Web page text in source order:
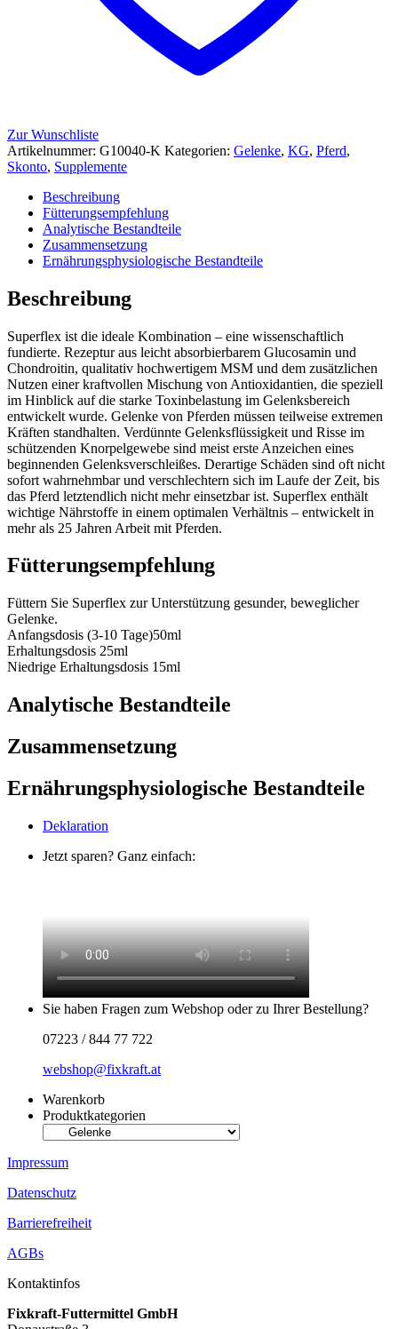
Zur Wunschliste
Artikelnummer: G10040-K Kategorien: Gelenke, KG, Pferd,
Skonto, Supplemente
Beschreibung
Fütterungsempfehlung
Analytische Bestandteile
Zusammensetzung
Ernährungsphysiologische Bestandteile
Beschreibung
Superflex ist die ideale Kombination – eine wissenschaftlich
fundierte. Rezeptur aus leicht absorbierbarem Glucosamin und
Chondroitin, qualitativ hochwertigem MSM und dem zusätzlichen
Nutzen einer kraftvollen Mischung von Antioxidantien, die speziell
im Hinblick auf die starke Toxinbelastung im Gelenksbereich
entwickelt wurde. Gelenke von Pferden müssen teilweise extremen
Kräften standhalten. Verdünnte Gelenksflüssigkeit und Risse im
schützenden Knorpelgewebe sind meist erste Anzeichen eines
beginnenden Gelenksverschleißes. Derartige Schäden sind oft nicht
sofort wahrnehmbar und verschlechtern sich im Laufe der Zeit, bis
das Pferd letztendlich nicht mehr einsetzbar ist. Superflex enthält
wichtige Nährstoffe in einem optimalen Verhältnis – entwickelt in
mehr als 25 Jahren Arbeit mit Pferden.
Fütterungsempfehlung
Füttern Sie Superflex zur Unterstützung gesunder, beweglicher
Gelenke.
Anfangsdosis (3-10 Tage)50ml
Erhaltungsdosis 25ml
Niedrige Erhaltungsdosis 15ml
Analytische Bestandteile
Zusammensetzung
Ernährungsphysiologische Bestandteile
Deklaration
Jetzt sparen? Ganz einfach:
Sie haben Fragen zum Webshop oder zu Ihrer Bestellung?
07223 / 844 77 722
webshop@fixkraft.at
Warenkorb
Produktkategorien
Impressum
Datenschutz
Barrierefreiheit
AGBs
Kontaktinfos
Fixkraft-Futtermittel GmbH